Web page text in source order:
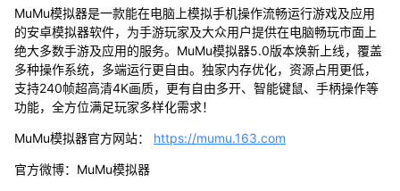
MuMu模拟器是一款能在电脑上模拟手机操作流畅运行游戏及应用
的安卓模拟器软件，为手游玩家及大众用户提供在电脑畅玩市面上
绝大多数手游及应用的服务。MuMu模拟器5.0版本焕新上线，覆盖
多种操作系统，多端运行更自由。独家内存优化，资源占用更低，
支持240帧超高清4K画质，更有自由多开、智能键鼠、手柄操作等
功能，全方位满足玩家多样化需求！
MuMu模拟器官方网站： https://mumu.163.com
官方微博：MuMu模拟器